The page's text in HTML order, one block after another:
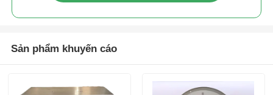
Sản phẩm khuyến cáo